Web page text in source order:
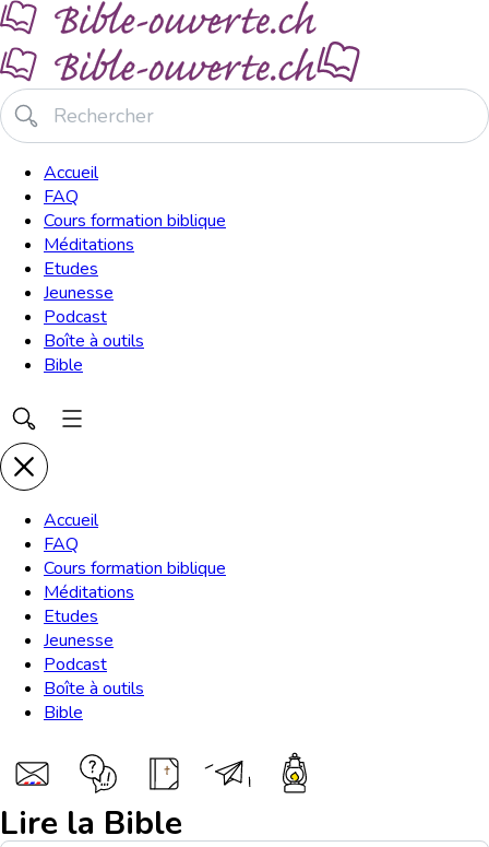
Accueil
FAQ
Cours formation biblique
Méditations
Etudes
Jeunesse
Podcast
Boîte à outils
Bible
Accueil
FAQ
Cours formation biblique
Méditations
Etudes
Jeunesse
Podcast
Boîte à outils
Bible
Lire la Bible